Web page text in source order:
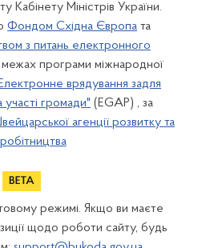
Кабінету Міністрів України.
Фондом Східна Європа та
з питань електронного
програми міжнародної
врядування задля
участі громади" (EGAP) , за
агенції розвитку та
режимі. Якщо ви маєте
щодо роботи сайту, будь